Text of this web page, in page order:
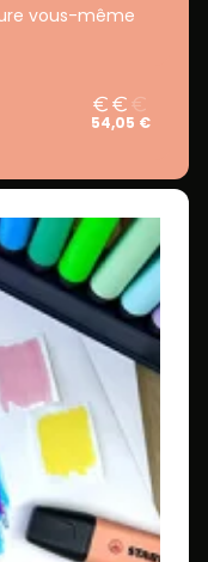
vous-même
54,05 €